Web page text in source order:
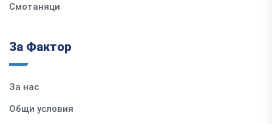
Смотаняци
За Фактор
За нас
Общи условия